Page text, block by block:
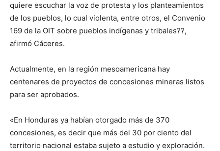
quiere escuchar la voz de protesta y los planteamientos
de los pueblos, lo cual violenta, entre otros, el Convenio
169 de la OIT sobre pueblos indígenas y tribales??,
afirmó Cáceres.
Actualmente, en la región mesoamericana hay
centenares de proyectos de concesiones mineras listos
para ser aprobados.
«En Honduras ya habían otorgado más de 370
concesiones, es decir que más del 30 por ciento del
territorio nacional estaba sujeto a estudio y exploración.